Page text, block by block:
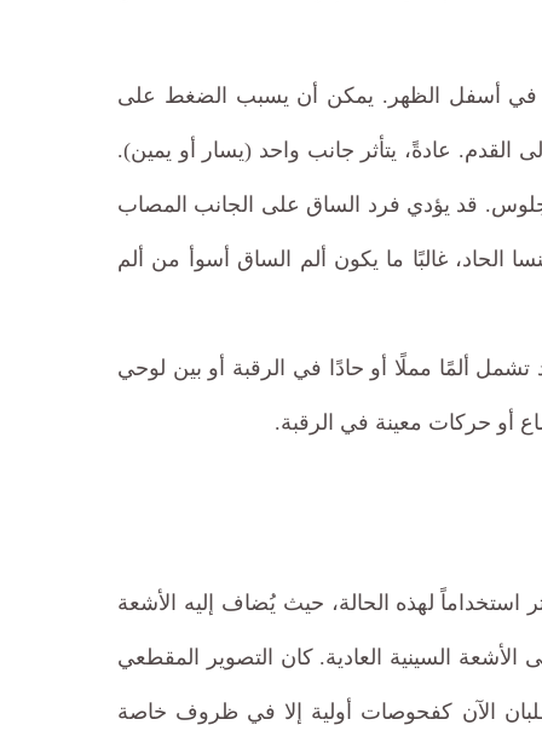
في أسفل الظهر. يمكن أن يسبب الضغط على
عادةً، يتأثر جانب واحد (يسار أو يمين).
قد يؤدي فرد الساق على الجانب المصاب
الحاد، غالبًا ما يكون ألم الساق أسوأ من ألم
ألمًا مملًا أو حادًا في الرقبة أو بين لوحي
أو حركات معينة في الرقبة.
استخداماً لهذه الحالة، حيث يُضاف إليه الأشعة
السينية العادية. كان التصوير المقطعي
الآن كفحوصات أولية إلا في ظروف خاصة